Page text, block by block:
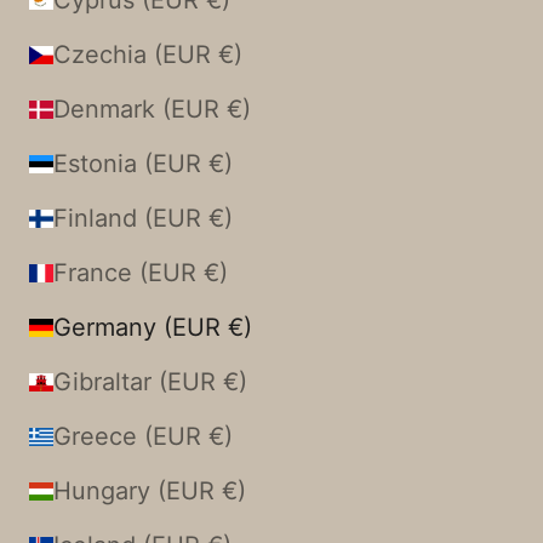
Czechia (EUR €)
Denmark (EUR €)
Estonia (EUR €)
Finland (EUR €)
France (EUR €)
Germany (EUR €)
Gibraltar (EUR €)
Greece (EUR €)
Hungary (EUR €)